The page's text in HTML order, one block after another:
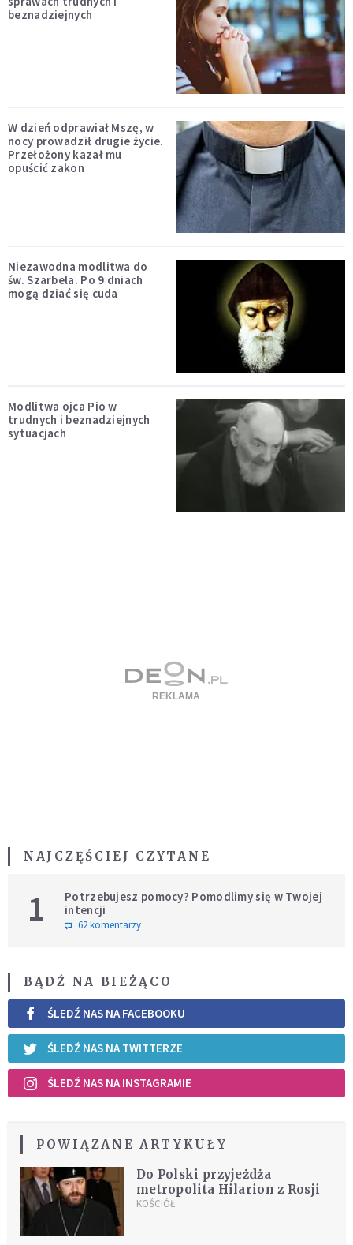
beznadziejnych
W dzień odprawiał Mszę, w
nocy prowadził drugie życie.
Przełożony kazał mu
opuścić zakon
Niezawodna modlitwa do
św. Szarbela. Po 9 dniach
mogą dziać się cuda
Modlitwa ojca Pio w
trudnych i beznadziejnych
sytuacjach
NAJCZĘŚCIEJ CZYTANE
1
Potrzebujesz pomocy? Pomodlimy się w Twojej
intencji
62 komentarzy
BĄDŹ NA BIEŻĄCO
ŚLEDŹ NAS NA FACEBOOKU
ŚLEDŹ NAS NA TWITTERZE
ŚLEDŹ NAS NA INSTAGRAMIE
POWIĄZANE ARTYKUŁY
Do Polski przyjeżdża
metropolita Hilarion z Rosji
KOŚCIÓŁ